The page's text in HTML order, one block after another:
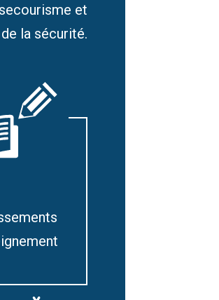
et
de la sécurité.